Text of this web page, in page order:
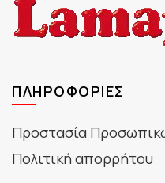
ΠΛΗΡΟΦΟΡΊΕΣ
Προστασία
Πολιτική απορρήτου